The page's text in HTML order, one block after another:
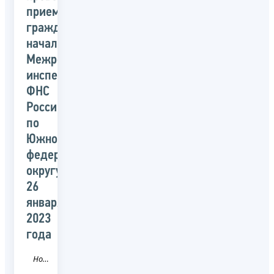
приема
граждан
начальником
Межрегиональной
инспекции
ФНС
России
по
Южному
федеральному
округу
26
января
2023
года
Новость